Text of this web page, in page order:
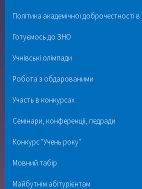
Політика академічної доброчестності в
Готуємось до ЗНО
Учнівські олімпади
Робота з обдарованими
Участь в конкурсах
Семінари, конференції, педради
Конкурс "Учень року"
Мовний табір
Майбутнім абітурієнтам